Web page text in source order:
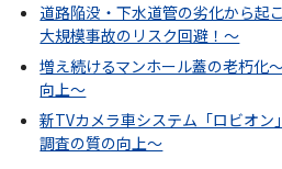
道路陥没・下水道管の劣化から起
大規模事故のリスク回避！～
増え続けるマンホール蓋の老朽化
向上～
新TVカメラ車システム「ロビオン
調査の質の向上～